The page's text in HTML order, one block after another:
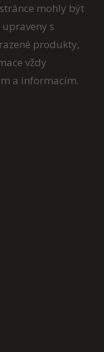
mohly být
s
produkty,
vždy
a informacím.